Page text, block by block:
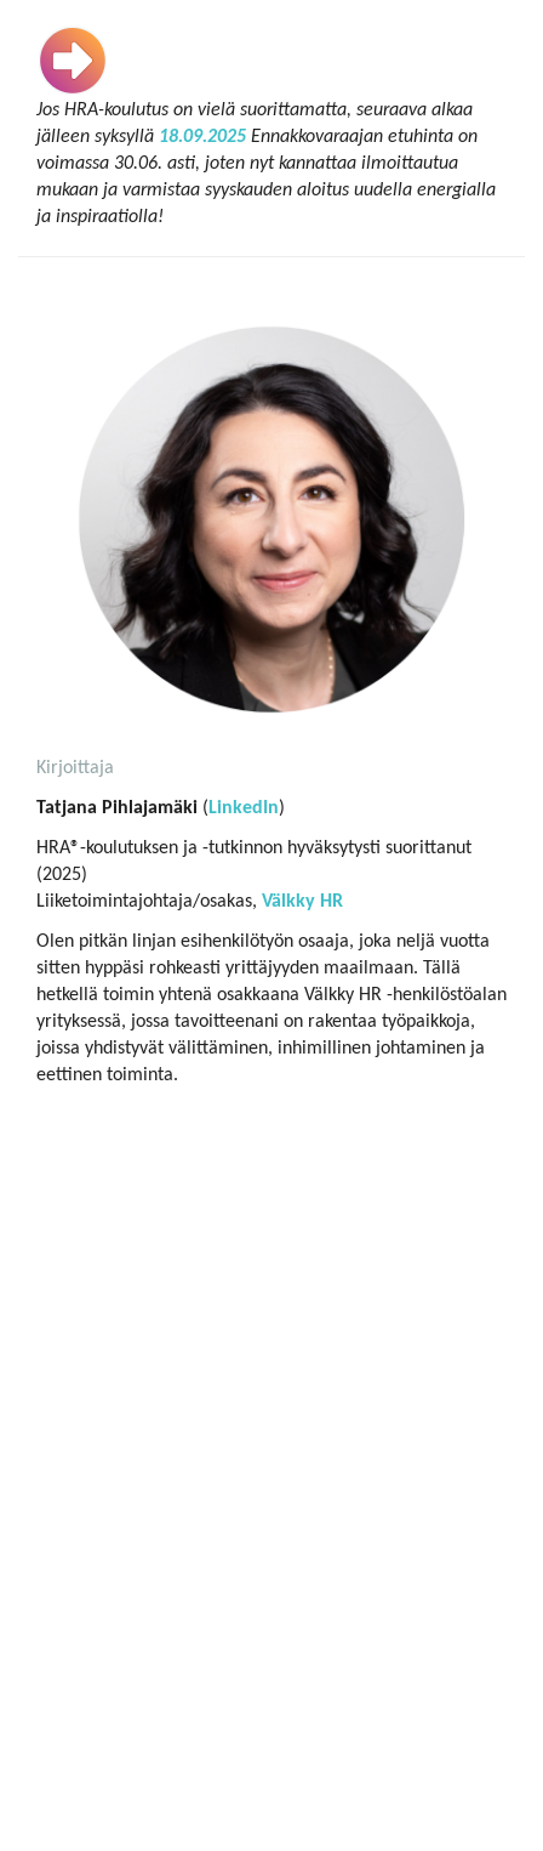
Jos HRA-koulutus on vielä suorittamatta, seuraava alkaa
jälleen syksyllä 18.09.2025 Ennakkovaraajan etuhinta on
voimassa 30.06. asti, joten nyt kannattaa ilmoittautua
mukaan ja varmistaa syyskauden aloitus uudella energialla
ja inspiraatiolla!
Kirjoittaja
Tatjana Pihlajamäki ( LinkedIn)
HRA®-koulutuksen ja -tutkinnon hyväksytysti suorittanut
(2025)
Liiketoimintajohtaja/osakas, Välkky HR
​​​​​​​Olen pitkän linjan esihenkilötyön osaaja, joka neljä vuotta
sitten hyppäsi rohkeasti yrittäjyyden maailmaan. Tällä
hetkellä toimin yhtenä osakkaana Välkky HR -henkilöstöalan
yrityksessä, jossa tavoitteenani on rakentaa työpaikkoja,
joissa yhdistyvät välittäminen, inhimillinen johtaminen ja
eettinen toiminta.